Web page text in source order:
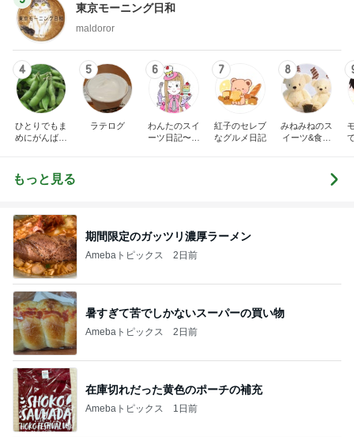
東京モーニング日和
maldoror
4
ひとりでもま
めにがんばる
5
ラテログ
6
わんたのスイ
ーツ日記〜小
7
紅子のセレブ
なグルメ日記
8
みねみねのス
イーツ&食パ
もっと見る
期間限定のガッツリ濃厚ラーメン
Amebaトピックス 2日前
暑すぎて苦でしかないスーパーの買い物
Amebaトピックス 2日前
在庫切れだった黄色のポーチの補充
Amebaトピックス 1日前